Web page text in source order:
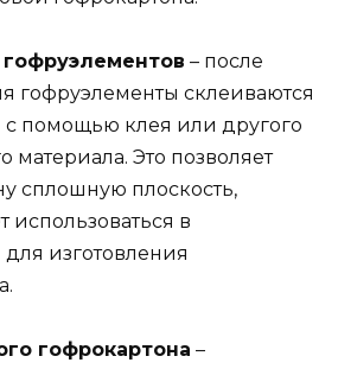
– после
гофруэлементы склеиваются
помощью клея или другого
материала. Это позволяет
сплошную плоскость,
использоваться в
изготовления
гофрокартона –